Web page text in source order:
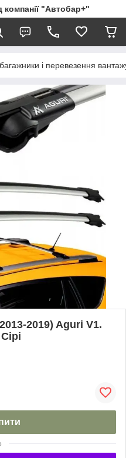
компанії "Автобар+"
і перевезення
2019) Aguri V1.